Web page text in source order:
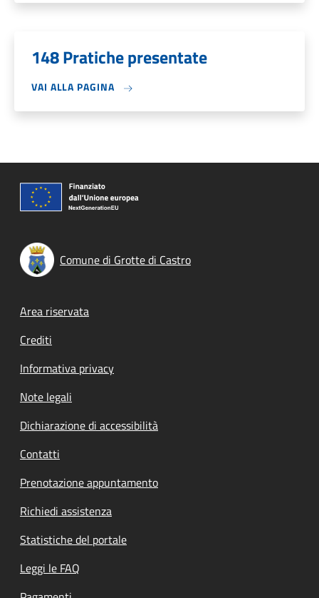
148 Pratiche presentate
VAI ALLA PAGINA
Comune di Grotte di Castro
Footer menu
Area riservata
Crediti
Informativa privacy
Note legali
Dichiarazione di accessibilità
Contatti
Prenotazione appuntamento
Richiedi assistenza
Statistiche del portale
Leggi le FAQ